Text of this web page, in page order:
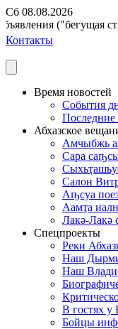
Сб 08.08.2026
("бегущая
Контакты
Время новостей
События
Абхазское
Амчыбжь
Сара
Салон
Аҧсуа
Аамҭа
Лакә-Лакә
Спецпроекты
Реки
Наш
Наш
В гостях у
Бойцы